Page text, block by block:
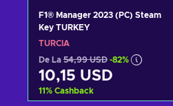
F1® Manager 2023 (PC) Steam
Key TURKEY
TURCIA
De La 54,99 USD -82%
10,15 USD
11% Cashback